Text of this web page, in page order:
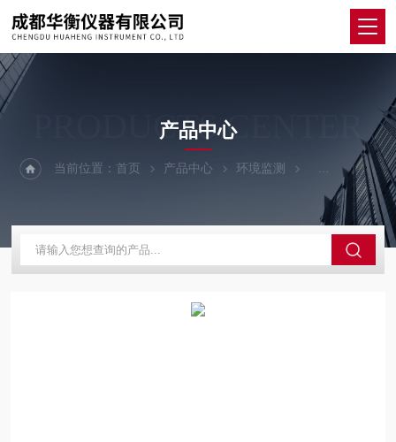
PRODUCTS CENTER
产品中心
当前位置：首页 产品中心 环境监测 声级计/噪音计/